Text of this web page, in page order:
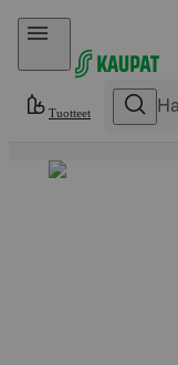
Hyppää sisältöön
Tuotteet